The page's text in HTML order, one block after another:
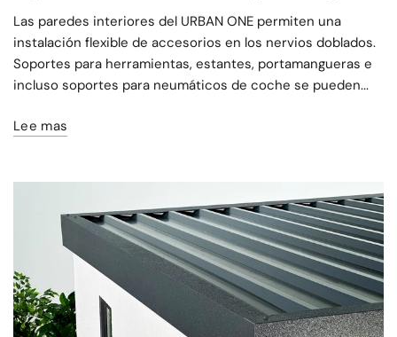
Las paredes interiores del URBAN ONE permiten una
instalación flexible de accesorios en los nervios doblados.
Soportes para herramientas, estantes, portamangueras e
incluso soportes para neumáticos de coche se pueden...
Lee mas